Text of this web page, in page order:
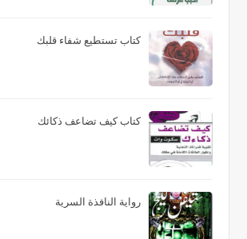
كتاب تستطيع شفاء قلبك
كتاب كيف تضاعف ذكائك
رواية النافذة السرية